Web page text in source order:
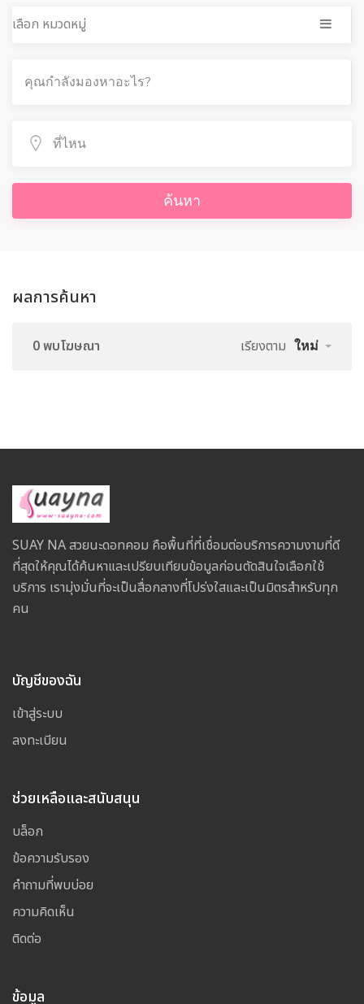
เลือก หมวดหมู่
ค้นหา
ผลการค้นหา
0 พบโฆษณา เรียงตาม ใหม่
SUAY NA สวยนะดอทคอม คือพื้นที่ที่เชื่อมต่อบริการความงามที่ดี
ที่สุดให้คุณได้ค้นหาและเปรียบเทียบข้อมูลก่อนตัดสินใจเลือกใช้
บริการ เรามุ่งมั่นที่จะเป็นสื่อกลางที่โปร่งใสและเป็นมิตรสำหรับทุก
คน
บัญชีของฉัน
เข้าสู่ระบบ
ลงทะเบียน
ช่วยเหลือและสนับสนุน
บล็อก
ข้อความรับรอง
คำถามที่พบบ่อย
ความคิดเห็น
ติดต่อ
ข้อมูล